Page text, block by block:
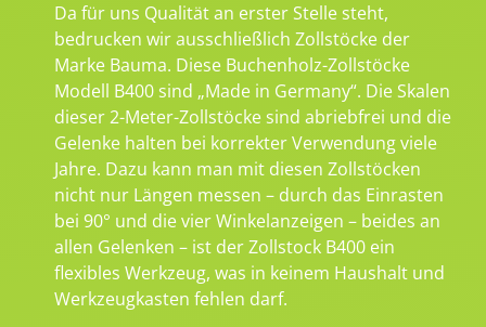
Da für uns Qualität an erster Stelle steht,
bedrucken wir ausschließlich Zollstöcke der
Marke Bauma. Diese Buchenholz-Zollstöcke
Modell B400 sind „Made in Germany“. Die Skalen
dieser 2-Meter-Zollstöcke sind abriebfrei und die
Gelenke halten bei korrekter Verwendung viele
Jahre. Dazu kann man mit diesen Zollstöcken
nicht nur Längen messen – durch das Einrasten
bei 90° und die vier Winkelanzeigen – beides an
allen Gelenken – ist der Zollstock B400 ein
flexibles Werkzeug, was in keinem Haushalt und
Werkzeugkasten fehlen darf.